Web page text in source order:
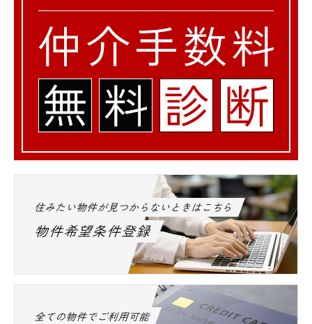
住みたい物件が見つからないときはこちら
物件希望条件登録
全ての物件でご利用可能